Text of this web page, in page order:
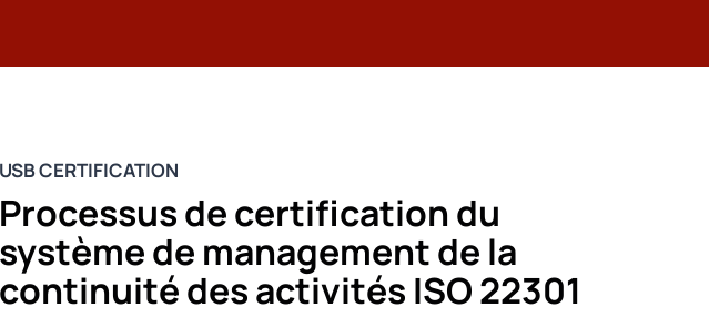
USB CERTIFICATION
Processus de certification du
système de management de la
continuité des activités ISO 22301